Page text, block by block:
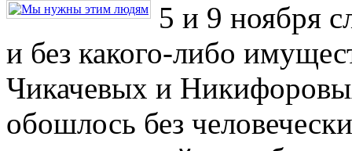
5 и 9 ноября
и без какого-либо
Чикачевых и
обошлось без